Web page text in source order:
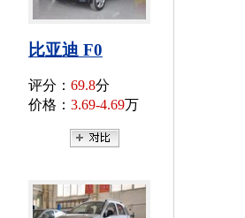
比亚迪 F0
评分： 69.8分
价格： 3.69-4.69万